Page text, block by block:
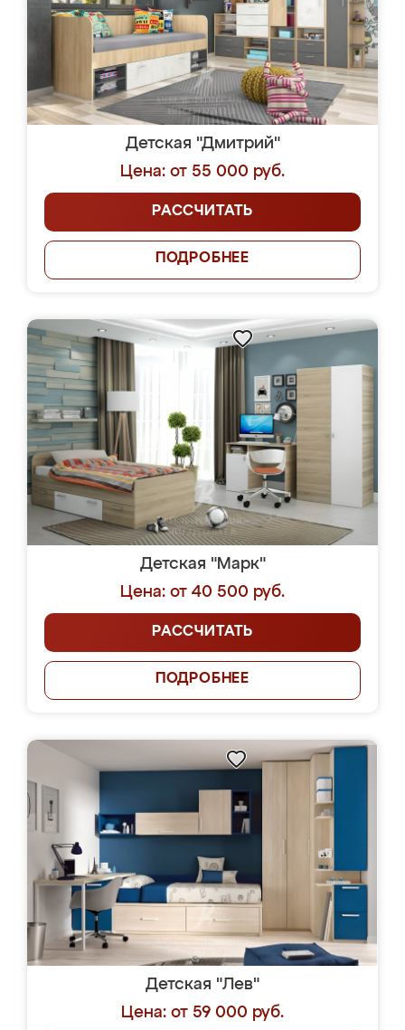
Детская "Дмитрий"
Цена: от 55 000 руб.
РАССЧИТАТЬ
ПОДРОБНЕЕ
Детская "Марк"
Цена: от 40 500 руб.
РАССЧИТАТЬ
ПОДРОБНЕЕ
Детская "Лев"
Цена: от 59 000 руб.